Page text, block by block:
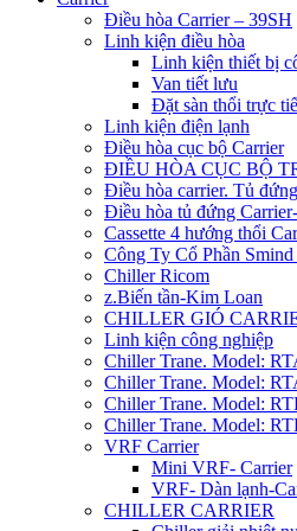
Điều hòa Carrier – 39SH
Linh kiện điều hòa
Linh kiện thiết bị
Van tiết lưu
Đặt sàn thổi trực
Linh kiện điện lạnh
Điều hòa cục bộ Carrier
ĐIỀU HÒA CỤC BỘ
Điều hòa carrier. Tủ
Điều hòa tủ đứng
Cassette 4 hướng thổi
Công Ty Cổ Phần
Chiller Ricom
z.Biến tần-Kim Loan
CHILLER GIÓ
Linh kiện công nghiệp
Chiller Trane. Model:
Chiller Trane. Model:
Chiller Trane. Model:
Chiller Trane. Model:
VRF Carrier
Mini VRF- Carrier
VRF- Dàn lạnh-
CHILLER CARRIER